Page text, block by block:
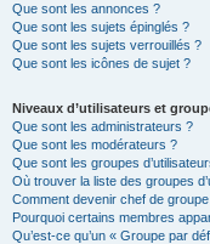
Que sont les annonces ?
Que sont les sujets épinglés ?
Que sont les sujets verrouillés ?
Que sont les icônes de sujet ?
Niveaux d’utilisateurs et
Que sont les administrateurs ?
Que sont les modérateurs ?
Que sont les groupes
Où trouver la liste des groupes
Comment devenir chef de
Pourquoi certains membres
Qu’est-ce qu’un « Groupe par